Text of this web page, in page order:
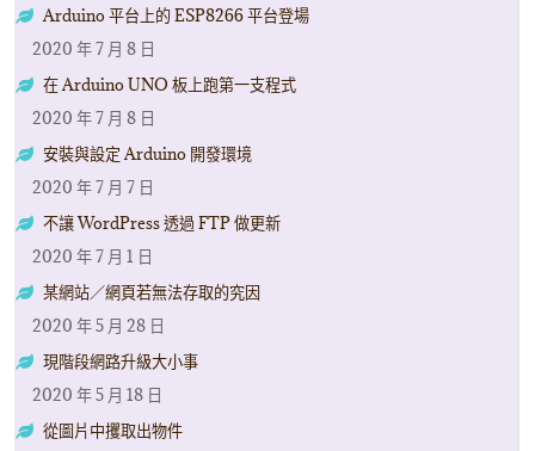
Arduino 平台上的 ESP8266 平台登場
2020 年 7 月 8 日
在 Arduino UNO 板上跑第一支程式
2020 年 7 月 8 日
安裝與設定 Arduino 開發環境
2020 年 7 月 7 日
不讓 WordPress 透過 FTP 做更新
2020 年 7 月 1 日
某網站／網頁若無法存取的究因
2020 年 5 月 28 日
現階段網路升級大小事
2020 年 5 月 18 日
從圖片中攫取出物件